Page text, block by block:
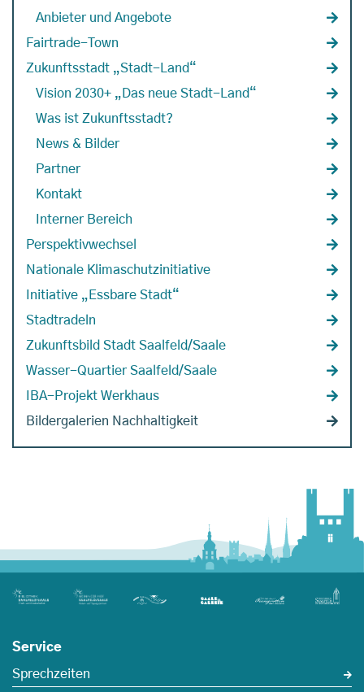
Anbieter und Angebote
Fairtrade-Town
Zukunftsstadt „Stadt-Land“
Vision 2030+ „Das neue Stadt-Land“
Was ist Zukunftsstadt?
News & Bilder
Partner
Kontakt
Interner Bereich
Perspektivwechsel
Nationale Klimaschutzinitiative
Initiative „Essbare Stadt“
Stadtradeln
Zukunftsbild Stadt Saalfeld/Saale
Wasser-Quartier Saalfeld/Saale
IBA-Projekt Werkhaus
Bildergalerien Nachhaltigkeit
Service
Sprechzeiten